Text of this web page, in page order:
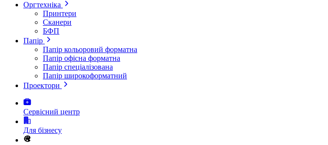
Оргтехніка
Принтери
Сканери
БФП
Папір
Папір кольоровий форматна
Папір офісна форматна
Папір спеціалізована
Папір широкоформатний
Проектори
Сервісний центр
Для бізнесу